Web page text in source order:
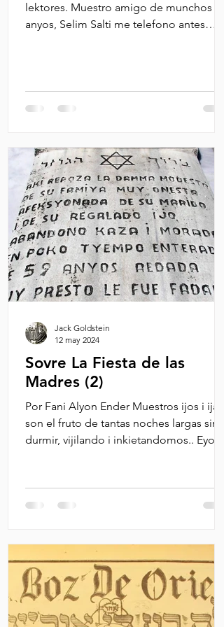
lektores. Muestro amigo de munchos
anyos, Selim Salti me telefono antes
Sovre La Fiesta de las
Madres (2)
Por Fani Alyon Ender Muestros ijos i ijas
son el fruto de tantas noches largas sin
durmir, vijilando i inkietandomos.. Eyos
Jack Goldstein
12 may 2024